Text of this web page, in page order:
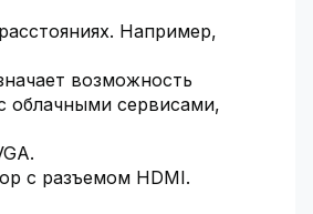
Например,
возможность
облачными сервисами,
с разъемом HDMI.